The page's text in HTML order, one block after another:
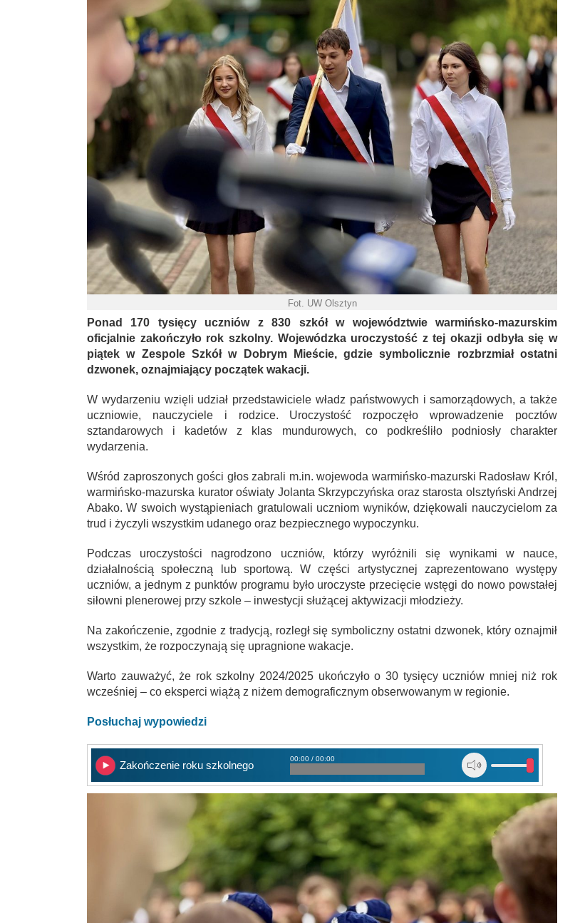
Fot. UW Olsztyn
Ponad 170 tysięcy uczniów z 830 szkół w województwie warmińsko-mazurskim
oficjalnie zakończyło rok szkolny. Wojewódzka uroczystość z tej okazji odbyła się w
piątek w Zespole Szkół w Dobrym Mieście, gdzie symbolicznie rozbrzmiał ostatni
dzwonek, oznajmiający początek wakacji.
W wydarzeniu wzięli udział przedstawiciele władz państwowych i samorządowych, a także
uczniowie, nauczyciele i rodzice. Uroczystość rozpoczęło wprowadzenie pocztów
sztandarowych i kadetów z klas mundurowych, co podkreśliło podniosły charakter
wydarzenia.
Wśród zaproszonych gości głos zabrali m.in. wojewoda warmińsko-mazurski Radosław Król,
warmińsko-mazurska kurator oświaty Jolanta Skrzypczyńska oraz starosta olsztyński Andrzej
Abako. W swoich wystąpieniach gratulowali uczniom wyników, dziękowali nauczycielom za
trud i życzyli wszystkim udanego oraz bezpiecznego wypoczynku.
Podczas uroczystości nagrodzono uczniów, którzy wyróżnili się wynikami w nauce,
działalnością społeczną lub sportową. W części artystycznej zaprezentowano występy
uczniów, a jednym z punktów programu było uroczyste przecięcie wstęgi do nowo powstałej
siłowni plenerowej przy szkole – inwestycji służącej aktywizacji młodzieży.
Na zakończenie, zgodnie z tradycją, rozległ się symboliczny ostatni dzwonek, który oznajmił
wszystkim, że rozpoczynają się upragnione wakacje.
Warto zauważyć, że rok szkolny 2024/2025 ukończyło o 30 tysięcy uczniów mniej niż rok
wcześniej – co eksperci wiążą z niżem demograficznym obserwowanym w regionie.
Posłuchaj wypowiedzi
Zakończenie roku szkolnego
00:00 / 00:00